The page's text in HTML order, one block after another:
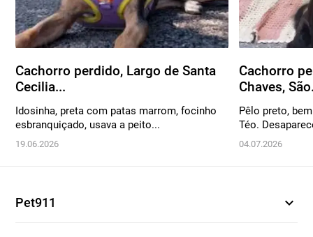
Cachorro perdido, Largo de Santa
Cecilia...
Idosinha, preta com patas marrom, focinho
esbranquiçado, usava a peito...
19.06.2026
Cachorro
Chaves,
Pêlo preto,
Téo.
04.07.2026
Pet911 expand_more